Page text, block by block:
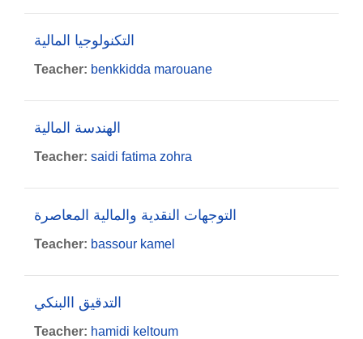
التكنولوجيا المالية
Teacher: benkkidda marouane
الهندسة المالية
Teacher: saidi fatima zohra
التوجهات النقدية والمالية المعاصرة
Teacher: bassour kamel
التدقيق االبنكي
Teacher: hamidi keltoum